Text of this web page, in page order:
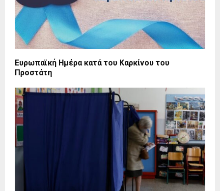
Ευρωπαϊκή Ημέρα κατά του Καρκίνου του
Προστάτη